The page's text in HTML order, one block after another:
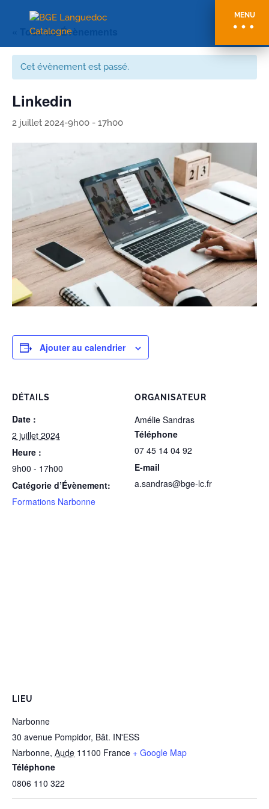
MENU
« Tous les Évènements
Cet évènement est passé.
Linkedin
2 juillet 2024-9h00 - 17h00
Ajouter au calendrier
DÉTAILS
Date :
2 juillet 2024
Heure :
9h00 - 17h00
Catégorie d’Évènement:
Formations Narbonne
ORGANISATEUR
Amélie Sandras
Téléphone
07 45 14 04 92
E-mail
a.sandras@bge-lc.fr
LIEU
Narbonne
30 avenue Pompidor, Bât. IN'ESS
Narbonne, Aude 11100 France + Google Map
Téléphone
0806 110 322